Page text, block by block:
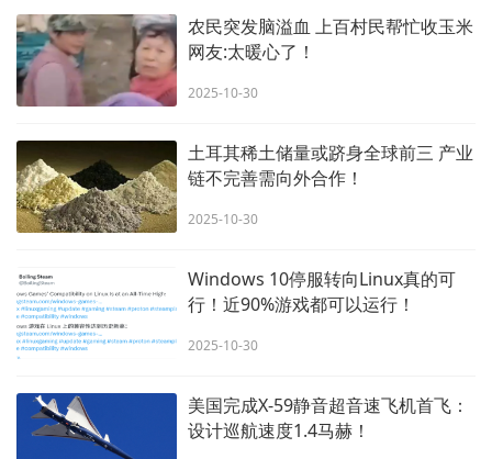
农民突发脑溢血 上百村民帮忙收玉米
网友:太暖心了！
2025-10-30
土耳其稀土储量或跻身全球前三 产业
链不完善需向外合作！
2025-10-30
Windows 10停服转向Linux真的可
行！近90%游戏都可以运行！
2025-10-30
美国完成X-59静音超音速飞机首飞：
设计巡航速度1.4马赫！